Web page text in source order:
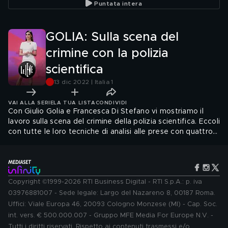
Puntata intera
GOLIA: Sulla scena del
crimine con la polizia
scientifica
13 dic 2022 | Italia 1
VAI ALLA SERIE LA TUA LISTA CONDIVIDI
Con Giulio Golia e Francesca Di Stefano vi mostriamo il
lavoro sulla scena del crimine della polizia scientifica. Eccoli
con tutte le loro tecniche di analisi alle prese con quattro
Copyright ©1999-2026 RTI Business Digital - RTI S.p.A.: p. iva
03976881007 - Sede legale: Largo del Nazareno 8, 00187 Roma.
Uffici: Viale Europa 46, 20093 Cologno Monzese (MI) - Cap. Soc.
int. vers. € 500.000.007 - Gruppo MFE Media For Europe N.V. -